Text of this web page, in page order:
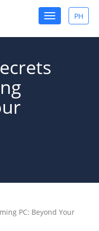
Toggle
PH
Toggle
navigation
PC: Beyond Your